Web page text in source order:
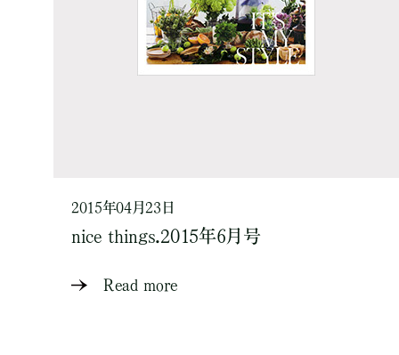
2015年04月23日
nice things.2015年6月号
Read more